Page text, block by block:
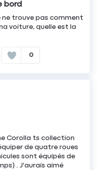
bord
ne trouve pas comment
voiture, quelle est la
0
Corolla ts collection
de quatre roues
sont équipés de
. J'aurais aimé